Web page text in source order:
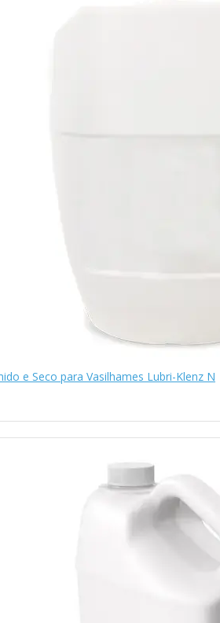
e Seco para Vasilhames Lubri-Klenz N